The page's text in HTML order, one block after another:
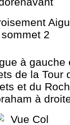
à gauche
de la Tour
et du
à